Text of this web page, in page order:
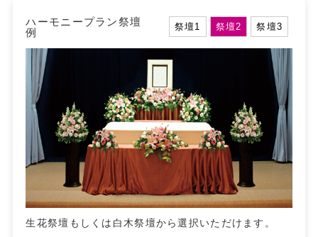
ハーモニープラン祭壇
例
祭壇1 祭壇2 祭壇3
生花祭壇もしくは白木祭壇から選択いただけます。